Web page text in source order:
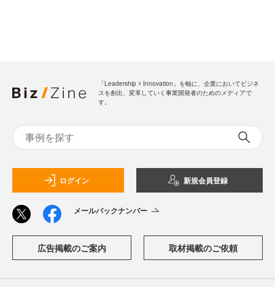
「Leadership ☓ Innovation」を軸に、企業においてビジネ
スを創出、変革していく事業開発者のためのメディアで
す。
ログイン 新規会員登録
メールバックナンバー
広告掲載のご案内 取材掲載のご依頼